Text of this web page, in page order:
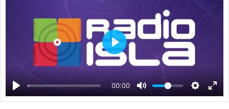
00:00
P
y